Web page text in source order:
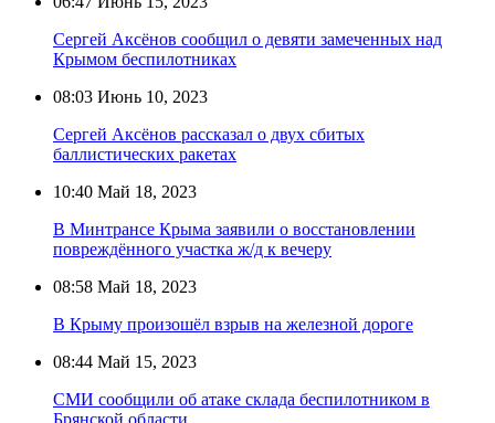
Сергей Аксёнов сообщил о девяти замеченных над
Крымом беспилотниках
08:03 Июнь 10, 2023
Сергей Аксёнов рассказал о двух сбитых
баллистических ракетах
10:40 Май 18, 2023
В Минтрансе Крыма заявили о восстановлении
повреждённого участка ж/д к вечеру
08:58 Май 18, 2023
В Крыму произошёл взрыв на железной дороге
08:44 Май 15, 2023
СМИ сообщили об атаке склада беспилотником в
Брянской области